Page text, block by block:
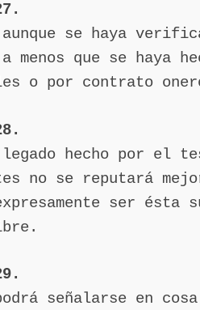
se haya
menos que se haya
o por contrato
legado hecho por el
no se reputará
ser ésta
señalarse en